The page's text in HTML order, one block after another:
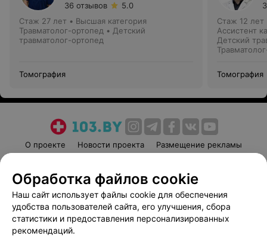
36 отзывов
5.0
Стаж 27 лет • Высшая категория
Травматолог-ортопед • Детский
травматолог-ортопед
Томография
Стаж 12 лет
Ассистент
Детский
Томография
О проекте Новости проекта
Размещение рекламы
Пользовательское соглашение
Способы оплаты
Вакансии
Партнеры
Написать руководителю 103.by
Обработка файлов cookie
Наш сайт использует файлы cookie для обеспечения
удобства пользователей сайта, его улучшения, сбора
статистики и предоставления персонализированных
рекомендаций.